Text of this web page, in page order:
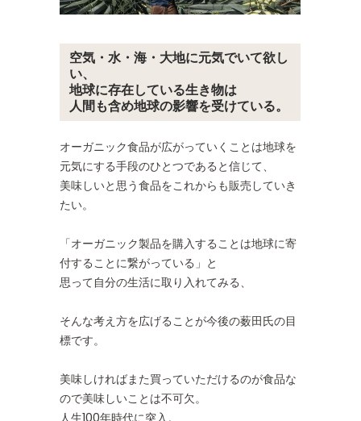
空気・水・海・大地に元気でいて欲し
い、
地球に存在している生き物は
人間も含め地球の影響を受けている。
オーガニック食品が広がっていくことは地球を
元気にする手段のひとつであると信じて、
美味しいと思う食品をこれからも販売していき
たい。
「オーガニック製品を購入することは地球に寄
付することに繋がっている」と
思って自分の生活に取り入れてみる、
そんな考え方を広げることが今後の薮田氏の目
標です。
美味しければまた買っていただけるのが食品な
ので美味しいことは不可欠。
人生100年時代に突入。